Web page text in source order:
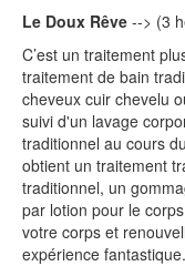
Le Doux Rêve --> (3
C’est un traitement
traitement de bain
cheveux cuir chevelu
suivi d'un lavage
traditionnel au cours
obtient un traitement
traditionnel, un
par lotion pour le
votre corps et
expérience fantastique.